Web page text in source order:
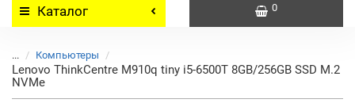
Каталог 0
... Компьютеры
Lenovo ThinkCentre M910q tiny i5-6500T 8GB/256GB SSD M.2
NVMe